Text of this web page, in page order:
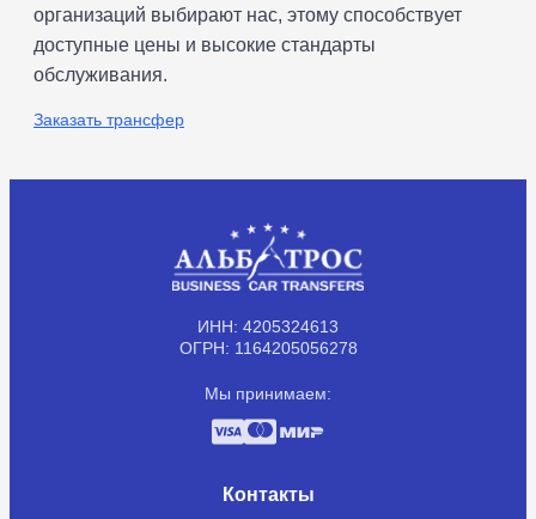
организаций выбирают нас, этому способствует
доступные цены и высокие стандарты
обслуживания.
Заказать трансфер
ИНН: 4205324613
ОГРН: 1164205056278
Мы принимаем:
Контакты